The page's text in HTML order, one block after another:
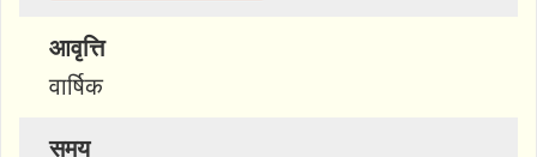
आवृत्ति
वार्षिक
समय